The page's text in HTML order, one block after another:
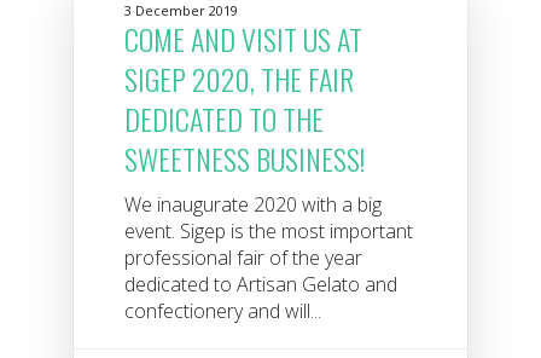
3 December 2019
COME AND VISIT US AT
SIGEP 2020, THE FAIR
DEDICATED TO THE
SWEETNESS BUSINESS!
We inaugurate 2020 with a big
event. Sigep is the most important
professional fair of the year
dedicated to Artisan Gelato and
confectionery and will...